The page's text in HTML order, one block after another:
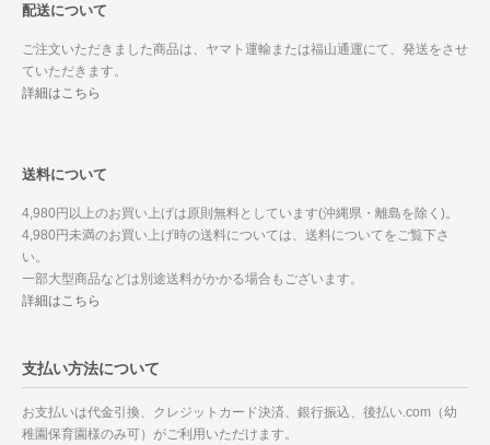
配送について
ご注文いただきました商品は、ヤマト運輸または福山通運にて、発送をさせ
ていただきます。
詳細はこちら
送料について
4,980円以上のお買い上げは原則無料としています(沖縄県・離島を除く)。
4,980円未満のお買い上げ時の送料については、送料についてをご覧下さ
い。
一部大型商品などは別途送料がかかる場合もございます。
詳細はこちら
支払い方法について
お支払いは代金引換、クレジットカード決済、銀行振込、後払い.com（幼
稚園保育園様のみ可）がご利用いただけます。